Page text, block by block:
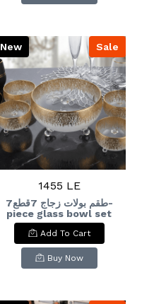
Sale
New
1455 LE
طقم بولات زجاج 7قطع7-
piece glass bowl set
Add To Cart
Buy Now